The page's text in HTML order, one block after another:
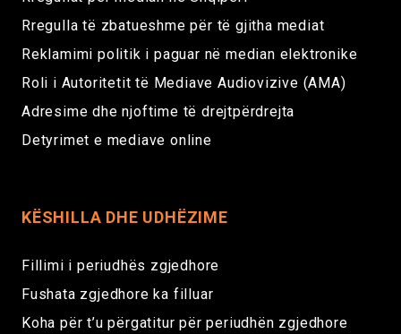
Rregulla të zbatueshme për të gjitha mediat
Reklamimi politik i paguar në median elektronike
Roli i Autoritetit të Mediave Audiovizive (AMA)
Adresime dhe njoftime të drejtpërdrejta
Detyrimet e mediave online
KËSHILLA DHE UDHËZIME
Fillimi i periudhës zgjedhore
Fushata zgjedhore ka filluar
Koha për t’u përgatitur për periudhën zgjedhore